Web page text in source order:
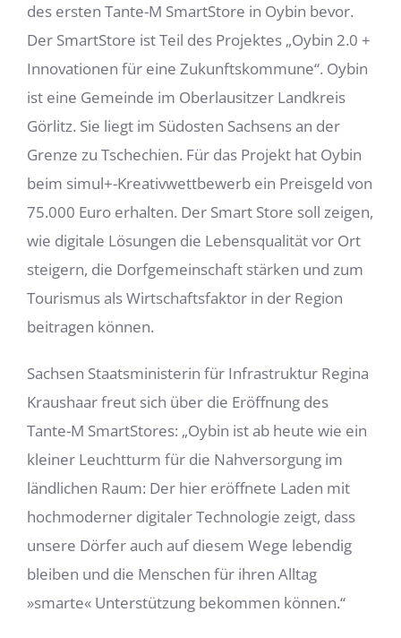
des ersten Tante-M SmartStore in Oybin bevor.
Der SmartStore ist Teil des Projektes „Oybin 2.0 +
Innovationen für eine Zukunftskommune“. Oybin
ist eine Gemeinde im Oberlausitzer Landkreis
Görlitz. Sie liegt im Südosten Sachsens an der
Grenze zu Tschechien. Für das Projekt hat Oybin
beim simul+-Kreativwettbewerb ein Preisgeld von
75.000 Euro erhalten. Der Smart Store soll zeigen,
wie digitale Lösungen die Lebensqualität vor Ort
steigern, die Dorfgemeinschaft stärken und zum
Tourismus als Wirtschaftsfaktor in der Region
beitragen können.
Sachsen Staatsministerin für Infrastruktur Regina
Kraushaar freut sich über die Eröffnung des
Tante-M SmartStores: „Oybin ist ab heute wie ein
kleiner Leuchtturm für die Nahversorgung im
ländlichen Raum: Der hier eröffnete Laden mit
hochmoderner digitaler Technologie zeigt, dass
unsere Dörfer auch auf diesem Wege lebendig
bleiben und die Menschen für ihren Alltag
»smarte« Unterstützung bekommen können.“